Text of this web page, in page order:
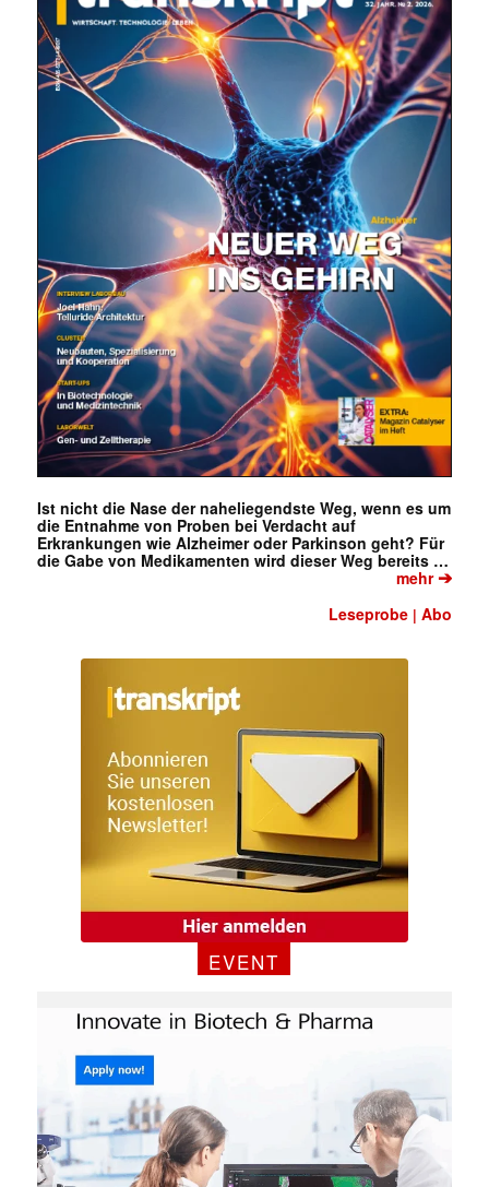
Ist nicht die Nase der naheliegendste Weg, wenn es um
die Entnahme von Proben bei Verdacht auf
Erkrankungen wie Alzheimer oder Parkinson geht? Für
die Gabe von Medikamenten wird dieser Weg bereits …
mehr➔
Leseprobe |Abo
EVENT